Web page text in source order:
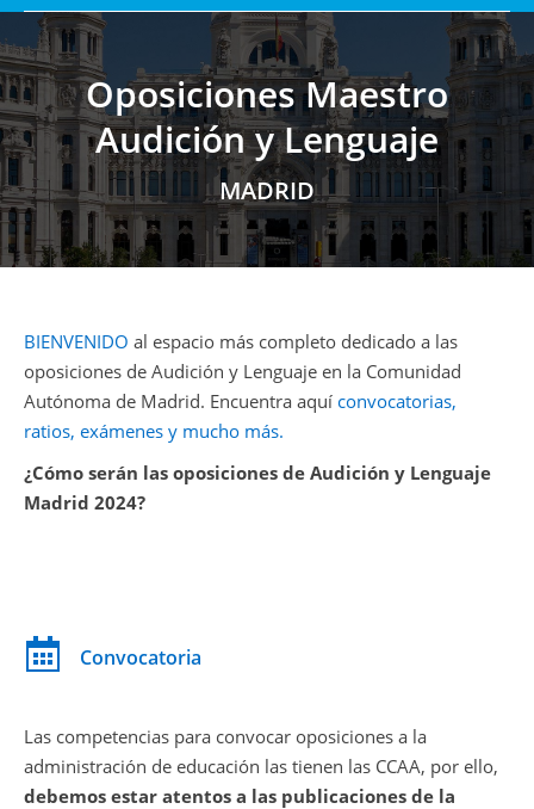
Oposiciones Maestro
Audición y Lenguaje
MADRID
Estás aquí:
BIENVENIDO al espacio más completo dedicado a las
oposiciones de Audición y Lenguaje en la Comunidad
Autónoma de Madrid. Encuentra aquí convocatorias,
ratios, exámenes y mucho más.
¿Cómo serán las oposiciones de Audición y Lenguaje
Madrid 2024?
Convocatoria
Las competencias para convocar oposiciones a la
administración de educación las tienen las CCAA, por ello,
debemos estar atentos a las publicaciones de la